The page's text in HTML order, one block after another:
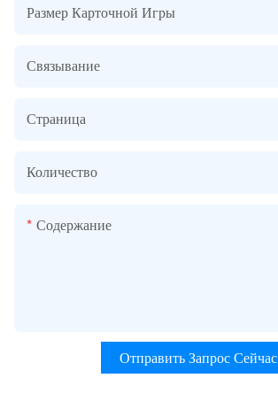
Размер Карточной Игры
Связывание
Страница
Количество
Содержание
Отправить Запрос Сейчас